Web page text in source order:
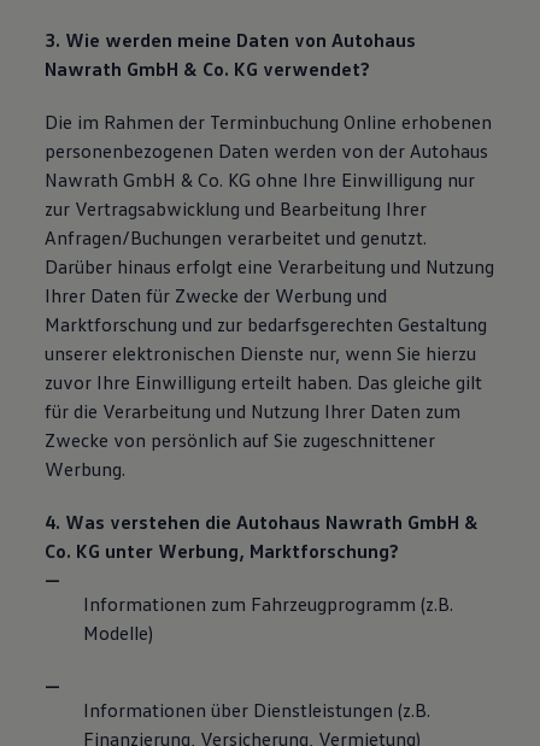
3. Wie werden meine Daten von Autohaus
Nawrath GmbH & Co. KG verwendet?
Die im Rahmen der Terminbuchung Online erhobenen
personenbezogenen Daten werden von der Autohaus
Nawrath GmbH & Co. KG ohne Ihre Einwilligung nur
zur Vertragsabwicklung und Bearbeitung Ihrer
Anfragen/Buchungen verarbeitet und genutzt.
Darüber hinaus erfolgt eine Verarbeitung und Nutzung
Ihrer Daten für Zwecke der Werbung und
Marktforschung und zur bedarfsgerechten Gestaltung
unserer elektronischen Dienste nur, wenn Sie hierzu
zuvor Ihre Einwilligung erteilt haben. Das gleiche gilt
für die Verarbeitung und Nutzung Ihrer Daten zum
Zwecke von persönlich auf Sie zugeschnittener
Werbung.
4. Was verstehen die Autohaus Nawrath GmbH &
Co. KG unter Werbung, Marktforschung?
Informationen zum Fahrzeugprogramm (z.B.
Modelle)
Informationen über Dienstleistungen (z.B.
Finanzierung, Versicherung, Vermietung)